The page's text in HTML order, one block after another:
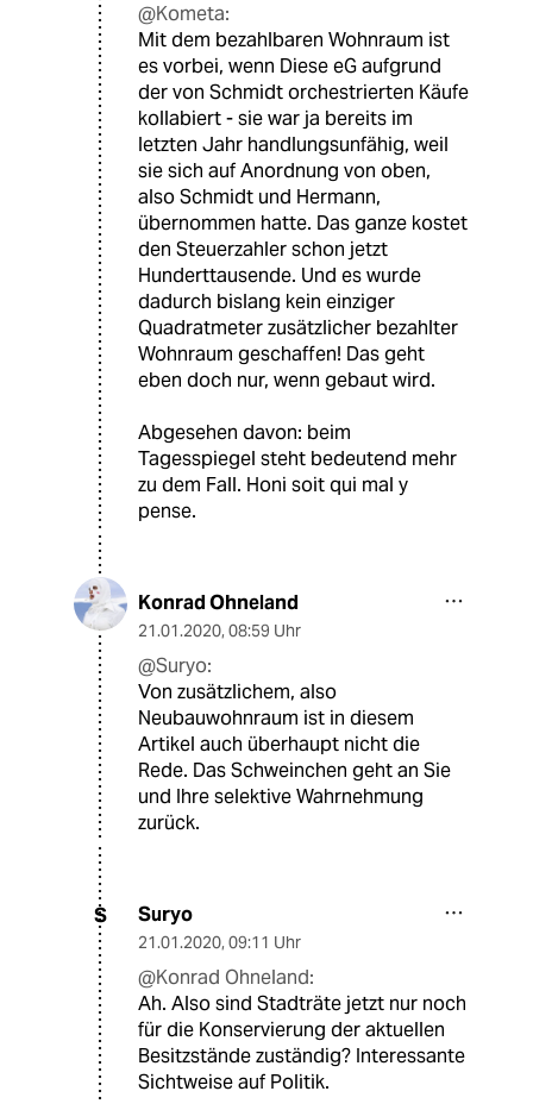
@Kometa:
Mit dem bezahlbaren Wohnraum ist
es vorbei, wenn Diese eG aufgrund
der von Schmidt orchestrierten Käufe
kollabiert - sie war ja bereits im
letzten Jahr handlungsunfähig, weil
sie sich auf Anordnung von oben,
also Schmidt und Hermann,
übernommen hatte. Das ganze kostet
den Steuerzahler schon jetzt
Hunderttausende. Und es wurde
dadurch bislang kein einziger
Quadratmeter zusätzlicher bezahlter
Wohnraum geschaffen! Das geht
eben doch nur, wenn gebaut wird.
Abgesehen davon: beim
Tagesspiegel steht bedeutend mehr
zu dem Fall. Honi soit qui mal y
pense.
Konrad Ohneland
21.01.2020, 08:59 Uhr
@Suryo:
Von zusätzlichem, also
Neubauwohnraum ist in diesem
Artikel auch überhaupt nicht die
Rede. Das Schweinchen geht an Sie
und Ihre selektive Wahrnehmung
zurück.
S Suryo
21.01.2020, 09:11 Uhr
@Konrad Ohneland:
Ah. Also sind Stadträte jetzt nur noch
für die Konservierung der aktuellen
Besitzstände zuständig? Interessante
Sichtweise auf Politik.